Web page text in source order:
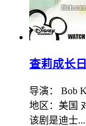
查莉成长
导演： Bob
地区：美国
该剧是迪士...